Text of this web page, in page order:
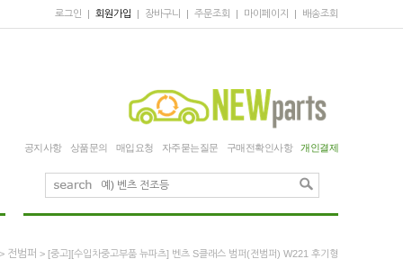
로그인 | 회원가입 | 장바구니 | 주문조회 | 마이페이지 | 배송조회
공지사항
상품문의 매입요청 자주묻는질문 구매전확인사항 개인결제
> 전범퍼 > [중고][수입차중고부품 뉴파츠] 벤츠 S클래스 범퍼(전범퍼) W221 후기형